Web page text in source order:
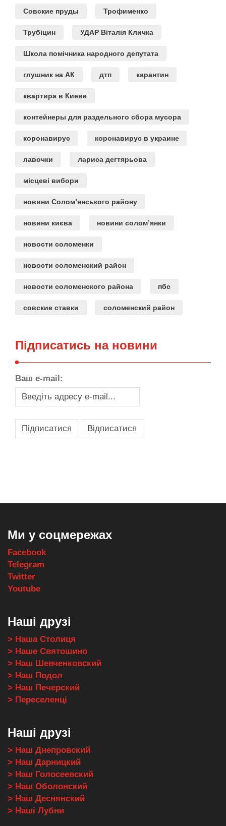
Совские пруды Трофименко
Трубіцин УДАР Віталія Кличка
Школа помічника народного депутата
глушник на АК дтп карантин
квартира в Киеве
контейнеры для раздельного сбора мусора
коронавирус коронавирус в украине
лавочки лариса дегтярьова
місцеві вибори
новини Солом’янського району
новини києва новини солом’янки
новости соломенки
новости соломенский район
новости соломенского района пбс
совские ставки соломенский район
Підписатись на новини
Ваш e-mail:
Ми у соцмережах
Facebook
Telegram
Twitter
Youtube
Наші друзі
> Наша Столиця
> Наше Святошино
> Наш Шевченковский
> Наш Подол
> Наш Печерский
> Переселенці
Наші друзі
> Наш Днепровский
> Наш Дарницкий
> Наш Голосеевский
> Наш Оболонский
> Наш Деснянский
> Наші Лубни